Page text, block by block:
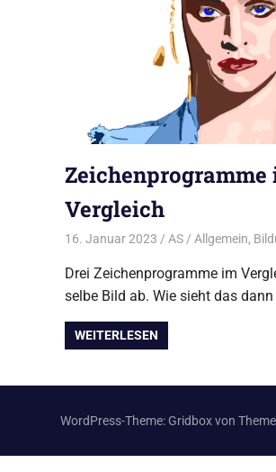
Zeichenprogramme
Vergleich
16. Januar 2023 AS Allgemein,
Drei Zeichenprogramme im
selbe Bild ab. Wie sieht das dann
WEITERLESEN
WordPress-Theme: Gridbox von